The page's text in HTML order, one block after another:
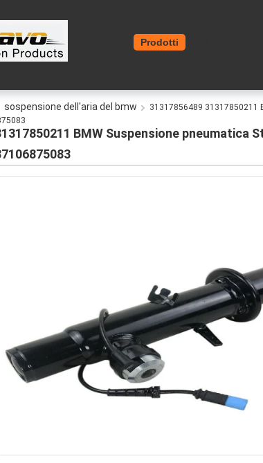
Prodotti
sospensione dell'aria del bmw
31317856489 31317850211
BMW Suspensione